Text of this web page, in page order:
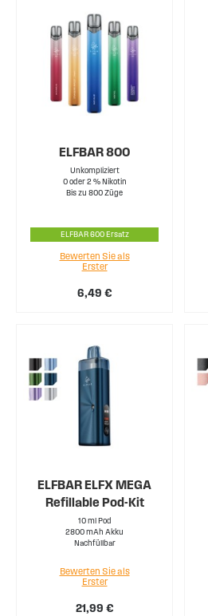
ELFBAR 800
Unkompliziert
0 oder 2 % Nikotin
Bis zu 800 Züge
ELFBAR 600 Ersatz
6,49 €
Bewerten Sie als
Erster
ELFBAR ELFX MEGA
Refillable Pod-Kit
10 ml Pod
2800 mAh Akku
Nachfüllbar
21,99 €
Bewerten Sie als
Erster